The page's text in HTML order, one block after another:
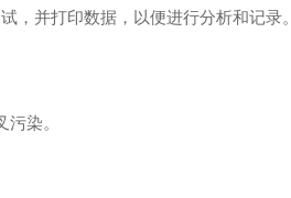
并打印数据，以便进行分析和记录。
染。